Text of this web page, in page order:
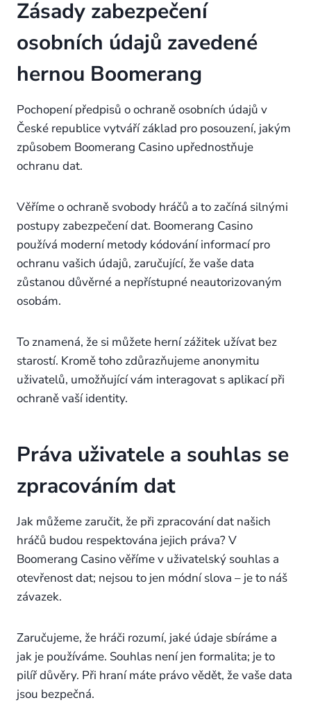
Zásady zabezpečení
osobních údajů zavedené
hernou Boomerang
Pochopení předpisů o ochraně osobních údajů v
České republice vytváří základ pro posouzení, jakým
způsobem Boomerang Casino upřednostňuje
ochranu dat.
Věříme o ochraně svobody hráčů a to začíná silnými
postupy zabezpečení dat. Boomerang Casino
používá moderní metody kódování informací pro
ochranu vašich údajů, zaručující, že vaše data
zůstanou důvěrné a nepřístupné neautorizovaným
osobám.
To znamená, že si můžete herní zážitek užívat bez
starostí. Kromě toho zdůrazňujeme anonymitu
uživatelů, umožňující vám interagovat s aplikací při
ochraně vaší identity.
Práva uživatele a souhlas se
zpracováním dat
Jak můžeme zaručit, že při zpracování dat našich
hráčů budou respektována jejich práva? V
Boomerang Casino věříme v uživatelský souhlas a
otevřenost dat; nejsou to jen módní slova – je to náš
závazek.
Zaručujeme, že hráči rozumí, jaké údaje sbíráme a
jak je používáme. Souhlas není jen formalita; je to
pilíř důvěry. Při hraní máte právo vědět, že vaše data
jsou bezpečná.